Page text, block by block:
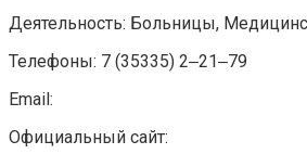
Деятельность: Больницы,
Телефоны: 7 (35335) 2‒21‒79
Email:
Официальный сайт: